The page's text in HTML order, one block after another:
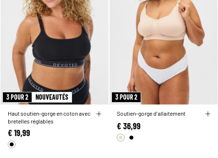
3 POUR 2 NOUVEAUTÉS
Haut soutien-gorge en coton avec
bretelles réglables
€ 19,99
3 POUR 2
Soutien-gorge d'allaitement
€ 36,99